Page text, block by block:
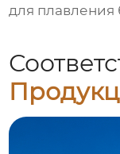
для плавления